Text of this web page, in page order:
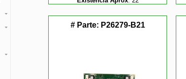
# Parte: P26279-B21